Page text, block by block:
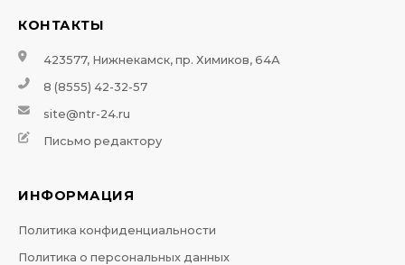
КОНТАКТЫ
423577, Нижнекамск, пр. Химиков, 64А
8 (8555) 42-32-57
site@ntr-24.ru
Письмо редактору
ИНФОРМАЦИЯ
Политика конфиденциальности
Политика о персональных данных